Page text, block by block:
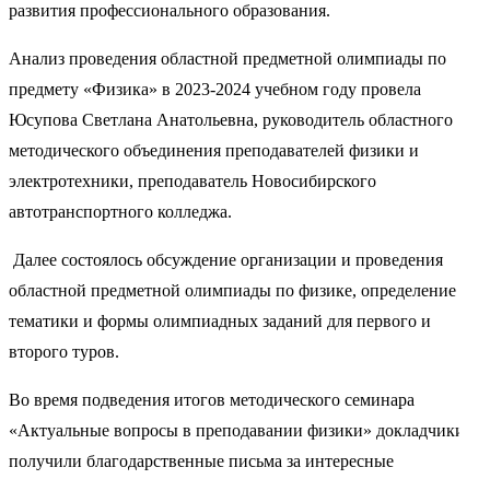
развития профессионального образования.
Анализ проведения областной предметной олимпиады по
предмету «Физика» в 2023-2024 учебном году провела
Юсупова Светлана Анатольевна, руководитель областного
методического объединения преподавателей физики и
электротехники, преподаватель Новосибирского
автотранспортного колледжа.
Далее состоялось обсуждение организации и проведения
областной предметной олимпиады по физике, определение
тематики и формы олимпиадных заданий для первого и
второго туров.
Во время подведения итогов методического семинара
«Актуальные вопросы в преподавании физики» докладчики
получили благодарственные письма за интересные